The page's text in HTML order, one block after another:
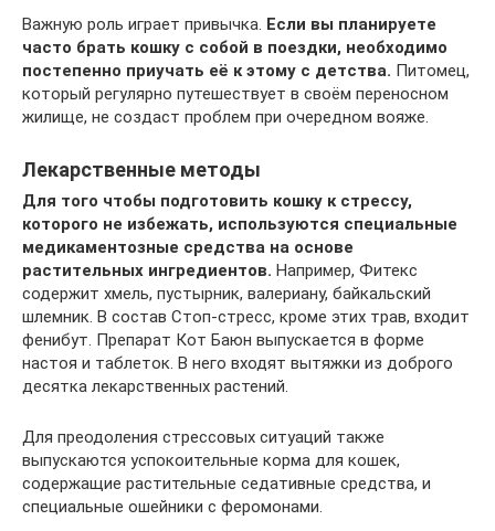
Важную роль играет привычка. Если вы планируете
часто брать кошку с собой в поездки, необходимо
постепенно приучать её к этому с детства. Питомец,
который регулярно путешествует в своём переносном
жилище, не создаст проблем при очередном вояже.
Лекарственные методы
Для того чтобы подготовить кошку к стрессу,
которого не избежать, используются специальные
медикаментозные средства на основе
растительных ингредиентов. Например, Фитекс
содержит хмель, пустырник, валериану, байкальский
шлемник. В состав Стоп-стресс, кроме этих трав, входит
фенибут. Препарат Кот Баюн выпускается в форме
настоя и таблеток. В него входят вытяжки из доброго
десятка лекарственных растений.
Для преодоления стрессовых ситуаций также
выпускаются успокоительные корма для кошек,
содержащие растительные седативные средства, и
специальные ошейники с феромонами.